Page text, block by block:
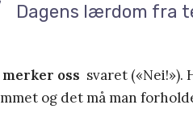
Dagens lærdom fra
oss svaret («Nei!»).
og det må man